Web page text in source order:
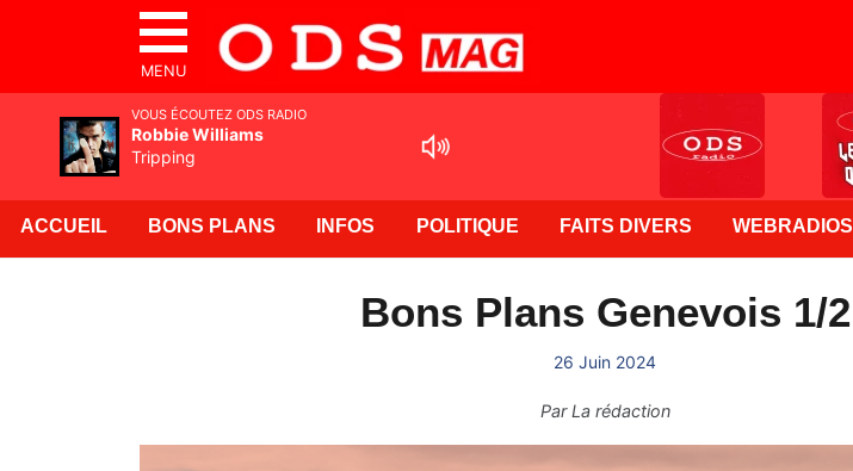
MENU
ACCUEIL BONS PLANS INFOS POLITIQUE FAITS DIVERS WEBRADIOS
Bons Plans Genevois 1/2
26 Juin 2024
ParLa rédaction
VOUS ÉCOUTEZ ODS RADIO
Robbie Williams
Tripping